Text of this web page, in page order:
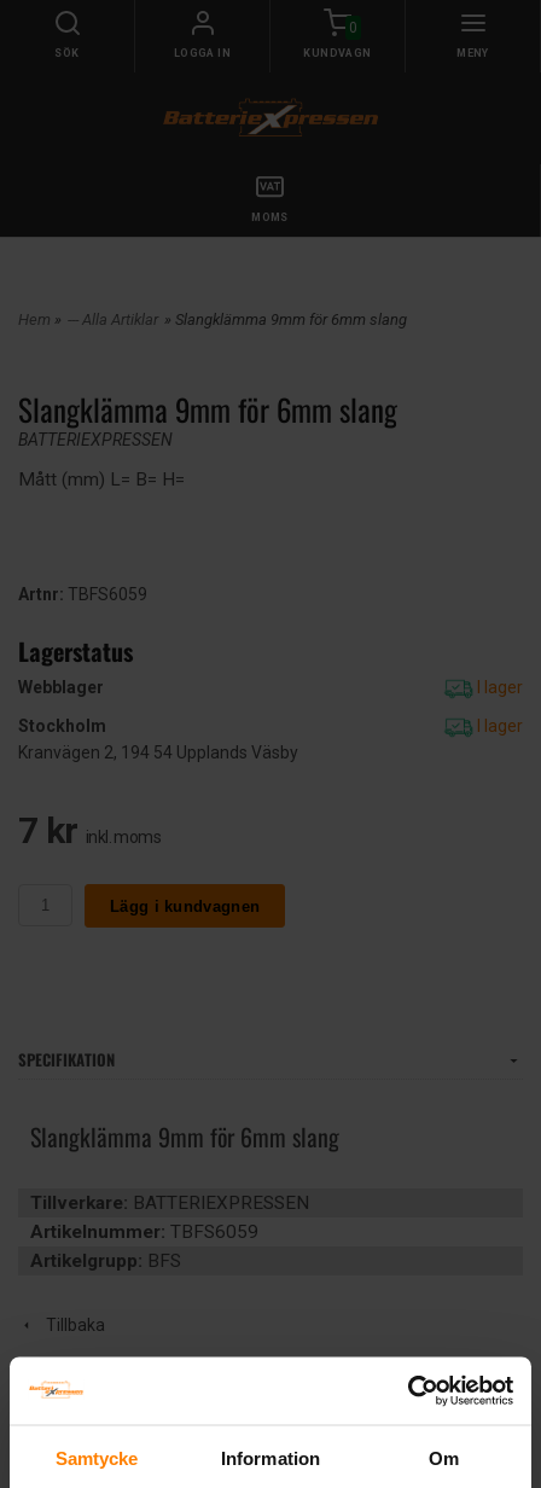
Samtycke Information Om
SÖK LOGGA IN
0
KUNDVAGN MENY
MOMS
Hem » --- Alla Artiklar » Slangklämma 9mm för 6mm slang
Slangklämma 9mm för 6mm slang
BATTERIEXPRESSEN
Mått (mm) L= B= H=
Artnr: TBFS6059
Lagerstatus
Webblager
I lager
Stockholm
I lager
Kranvägen 2, 194 54 Upplands Väsby
7 kr inkl. moms
Lägg i kundvagnen
SPECIFIKATION
Slangklämma 9mm för 6mm slang
Tillverkare: BATTERIEXPRESSEN
Artikelnummer: TBFS6059
Artikelgrupp: BFS
Tillbaka